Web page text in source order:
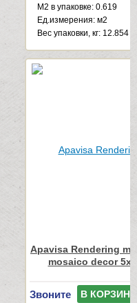
М2 в упаковке: 0.619
Ед.измерения: м2
Веc упаковки, кг: 12.854
Apavisa Rendering
mosaico decor
Звоните В КОРЗИНУ